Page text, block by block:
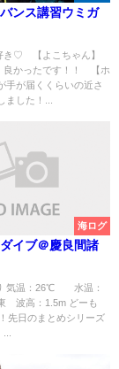
ンス講習ウミガ
き♡ 【よこちゃん】
良かったです！！ 【ホ
手が届くくらいの近さ
ました！...
海ログ
イブ＠慶良間諸
気温：26℃ 水温：
波高：1.5m どーも
先日のまとめシリーズ